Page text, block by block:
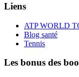
Liens
ATP WORLD
Blog santé
Tennis
Les bonus des